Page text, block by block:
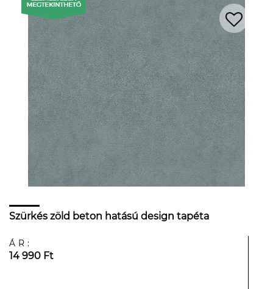
Szürkés zöld beton hatású design tapéta
ÁR:
14 990 Ft